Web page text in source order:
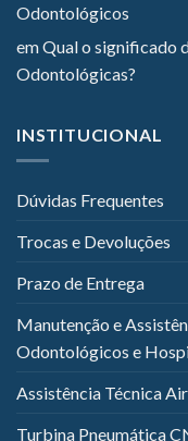
Odontológicos
emQual o significado
Odontológicas?
INSTITUCIONAL
Dúvidas Frequentes
Trocas e Devoluções
Prazo de Entrega
Manutenção e
Odontológicos e
Assistência Técnica
Turbina Pneumática